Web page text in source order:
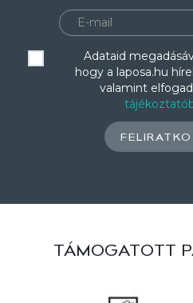
Adataid
hogy a laposa.hu
valamint
TÁMOGATOTT